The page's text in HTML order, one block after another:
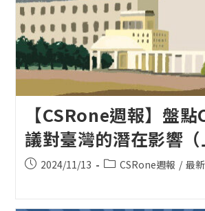
【CSRone週報】盤
議對臺灣的潛在影響（
Post2024/11/13
PostCSRone週報 / 最